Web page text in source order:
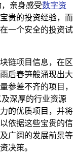
亲身感受数字资
贵的投资经验，而
一个安全的投资试
链项目信息，在区
后春笋般涌现出大
参差不齐的项目，
深厚的行业资源
的优质项目，并将
依据这些宝贵的信
广阔的发展前景等
决策。